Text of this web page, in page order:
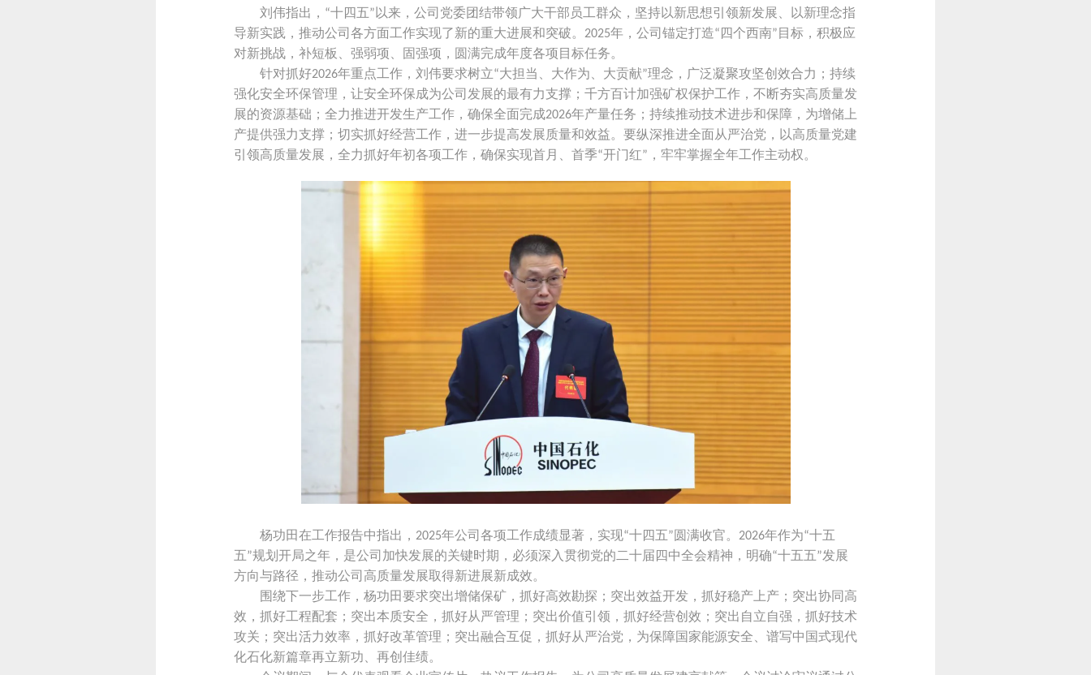
刘伟指出， “十四五” 以来，公司党委团结带领广大干部员工群众，坚持以新思想引领新发展、以新理念指
导新实践，推动公司各方面工作实现了新的重大进展和突破。 2025年，公司锚定打造“ 四个西南” 目标，积极应
对新挑战，补短板、强弱项、固强项，圆满完成年度各项目标任务。
针对抓好2026年重点工作，刘伟要求树立“大担当、大作为、大贡献”理念，广泛凝聚攻坚创效合力；持续
强化安全环保管理，让安全环保成为公司发展的最有力支撑；千方百计加强矿权保护工作，不断夯实高质量发
展的资源基础；全力推进开发生产工作，确保全面完成2026年产量任务；持续推动技术进步和保障，为增储上
产提供强力支撑；切实抓好经营工作，进一步提高发展质量和效益。要纵深推进全面从严治党，以高质量党建
引领高质量发展，全力抓好年初各项工作，确保实现首月、首季“开门红” ，牢牢掌握全年工作主动权。
杨功田在工作报告中指出， 2025年公司各项工作成绩显著，实现“十四五”圆满收官。 2026年作为“十五
五”规划开局之年，是公司加快发展的关键时期，必须深入贯彻党的二十届四中全会精神，明确“十五五”发展
方向与路径，推动公司高质量发展取得新进展新成效。
围绕下一步工作，杨功田要求突出增储保矿，抓好高效勘探；突出效益开发，抓好稳产上产；突出协同高
效，抓好工程配套；突出本质安全，抓好从严管理；突出价值引领，抓好经营创效；突出自立自强，抓好技术
攻关；突出活力效率，抓好改革管理；突出融合互促，抓好从严治党，为保障国家能源安全、谱写中国式现代
化石化新篇章再立新功、再创佳绩。